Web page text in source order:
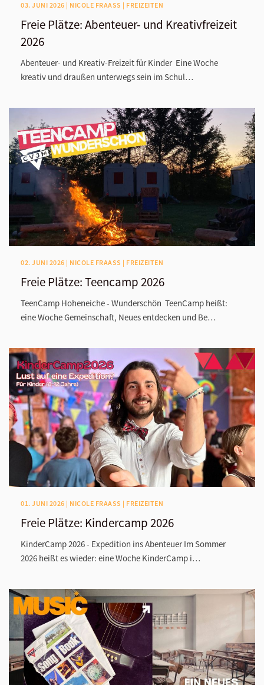
03. JUNI 2026 | NICOLE FRAASS | FREIZEITEN
Freie Plätze: Abenteuer- und Kreativfreizeit
2026
Abenteuer- und Kreativ-Freizeit für Kinder Eine Woche
kreativ und draußen unterwegs sein im Schul…
02. JUNI 2026 | NICOLE FRAASS | FREIZEITEN
Freie Plätze: Teencamp 2026
TeenCamp Hoheneiche - Wunderschön TeenCamp heißt:
eine Woche Gemeinschaft, Neues entdecken und Be…
01. JUNI 2026 | NICOLE FRAASS | FREIZEITEN
Freie Plätze: Kindercamp 2026
KinderCamp 2026 - Expedition ins Abenteuer Im Sommer
2026 heißt es wieder: eine Woche KinderCamp i…